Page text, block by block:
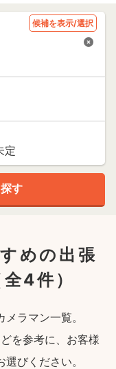
候補を表示/選択
めの出張
全4件）
ラマン一覧。
を参考に、お客様
びください。